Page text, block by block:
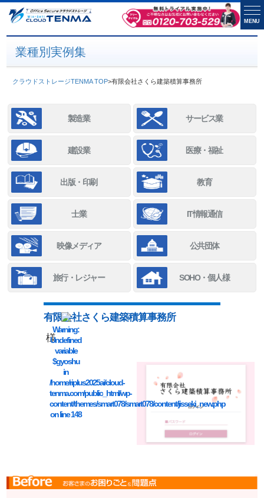
業種別実例集
クラウドストレージTENMA TOP>有限会社さくら建築積算事務所
製造業 サービス業
建設業 医療・福祉
出版・印刷 教育
士業 IT情報通信
映像メディア 公共団体
旅行・レジャー SOHO・個人様
Warning:
Undefined
variable
$gyoshu
in
/home/riplus2025ai/cloud-
tenma.com/public_html/wp-
content/themes/smart078/smart078/content/jisseki_new.php
on line148
有限会社さくら建築積算事務所
様
MENU